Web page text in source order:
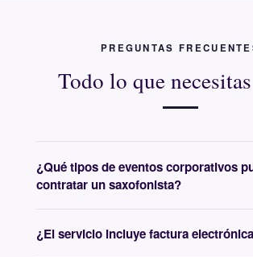
PREGUNTAS
Todo lo que
¿Qué tipos de eventos corporativos
contratar un saxofonista?
¿El servicio incluye factura